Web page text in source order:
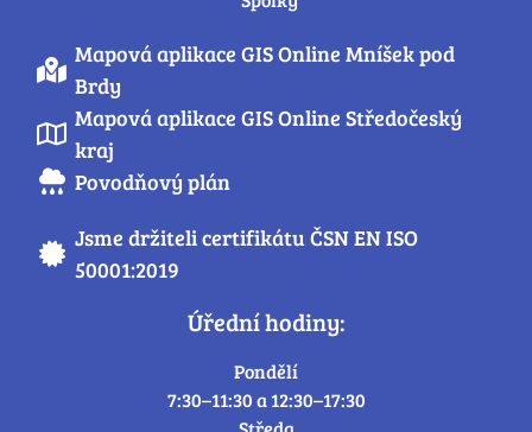
Mapová aplikace GIS Online Mníšek pod
Brdy
Mapová aplikace GIS Online Středočeský
kraj
Povodňový plán
Jsme držiteli certifikátu ČSN EN ISO
50001:2019
Úřední hodiny:
Pondělí
7:30–11:30 a 12:30–17:30